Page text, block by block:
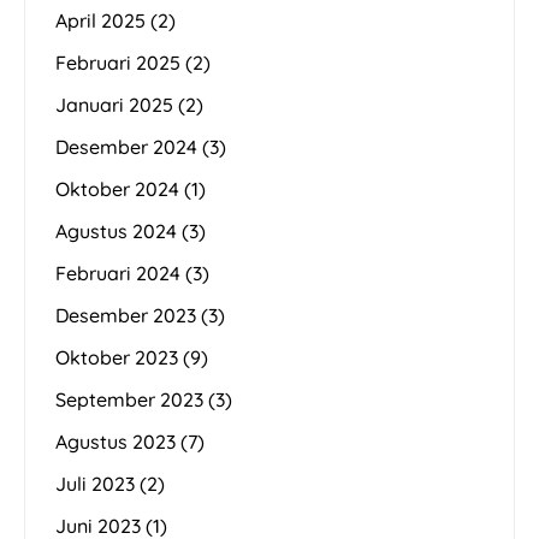
April 2025 (2)
Februari 2025 (2)
Januari 2025 (2)
Desember 2024 (3)
Oktober 2024 (1)
Agustus 2024 (3)
Februari 2024 (3)
Desember 2023 (3)
Oktober 2023 (9)
September 2023 (3)
Agustus 2023 (7)
Juli 2023 (2)
Juni 2023 (1)